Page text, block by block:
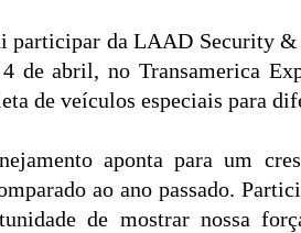
participar da LAAD Security &
de abril, no Transamerica
de veículos especiais para
aponta para um
ao ano passado.
de mostrar nossa